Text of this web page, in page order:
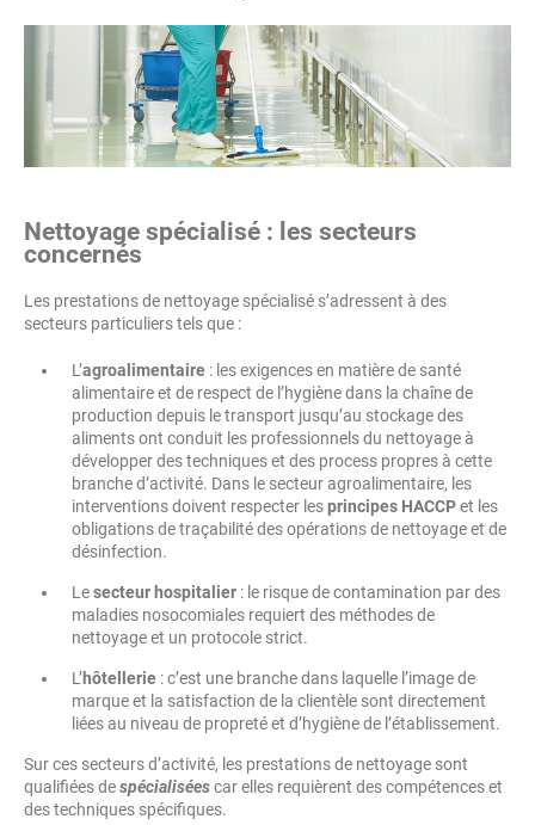
Nettoyage spécialisé : les secteurs
concernés
Les prestations de nettoyage spécialisé s’adressent à des
secteurs particuliers tels que :
L’agroalimentaire : les exigences en matière de santé
alimentaire et de respect de l’hygiène dans la chaîne de
production depuis le transport jusqu’au stockage des
aliments ont conduit les professionnels du nettoyage à
développer des techniques et des process propres à cette
branche d’activité. Dans le secteur agroalimentaire, les
interventions doivent respecter lesprincipes HACCPet les
obligations de traçabilité des opérations de nettoyage et de
désinfection.
Lesecteur hospitalier : le risque de contamination par des
maladies nosocomiales requiert des méthodes de
nettoyage et un protocole strict.
L’hôtellerie : c’est une branche dans laquelle l’image de
marque et la satisfaction de la clientèle sont directement
liées au niveau de propreté et d’hygiène de l’établissement.
Sur ces secteurs d’activité, les prestations de nettoyage sont
qualifiées despécialiséescar elles requièrent des compétences et
des techniques spécifiques.